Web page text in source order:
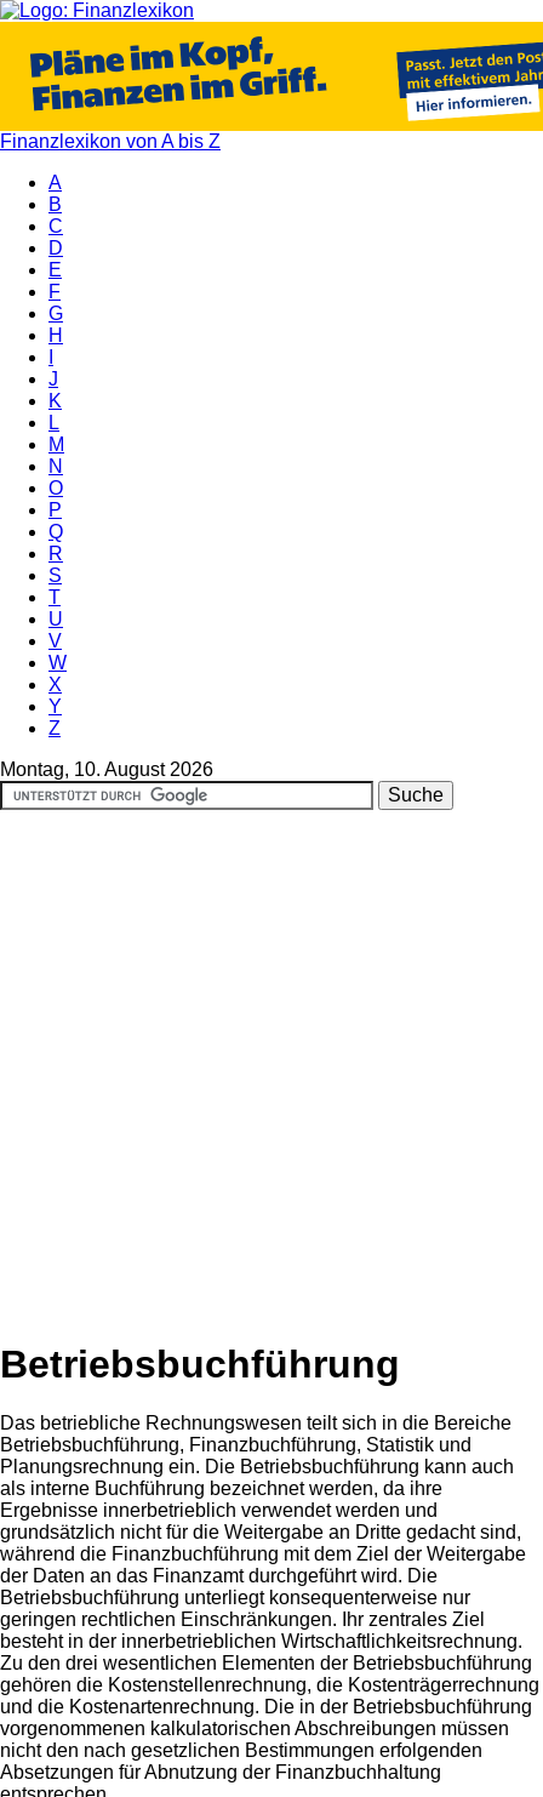
Finanzlexikon von A bis Z
A
B
C
D
E
F
G
H
J
K
L
M
N
O
P
Q
R
S
T
U
V
W
X
Y
Z
Montag, 10. August 2026
Betriebsbuchführung
Das betriebliche Rechnungswesen teilt sich in die Bereiche
Betriebsbuchführung, Finanzbuchführung, Statistik und
Planungsrechnung ein. Die Betriebsbuchführung kann auch
als interne Buchführung bezeichnet werden, da ihre
Ergebnisse innerbetrieblich verwendet werden und
grundsätzlich nicht für die Weitergabe an Dritte gedacht sind,
während die Finanzbuchführung mit dem Ziel der Weitergabe
der Daten an das Finanzamt durchgeführt wird. Die
Betriebsbuchführung unterliegt konsequenterweise nur
geringen rechtlichen Einschränkungen. Ihr zentrales Ziel
besteht in der innerbetrieblichen Wirtschaftlichkeitsrechnung.
Zu den drei wesentlichen Elementen der Betriebsbuchführung
gehören die Kostenstellenrechnung, die Kostenträgerrechnung
und die Kostenartenrechnung. Die in der Betriebsbuchführung
vorgenommenen kalkulatorischen Abschreibungen müssen
nicht den nach gesetzlichen Bestimmungen erfolgenden
Absetzungen für Abnutzung der Finanzbuchhaltung